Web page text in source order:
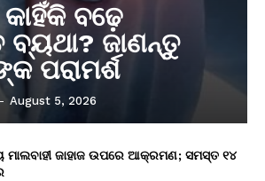
କାହିଁକି ବଢ଼େ
ବ୍ୟଥା? ଜାଣନ୍ତୁ
ପରାମର୍ଶ
- August 5, 2026
ମାଲବାହୀ ଜାହାଜ ଉପରେ ଆକ୍ରମଣ; ସମସ୍ତ ୧୪